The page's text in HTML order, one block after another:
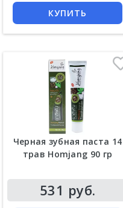
КУПИТЬ
Черная зубная паста 14
трав Homjang 90 гр
531 руб.